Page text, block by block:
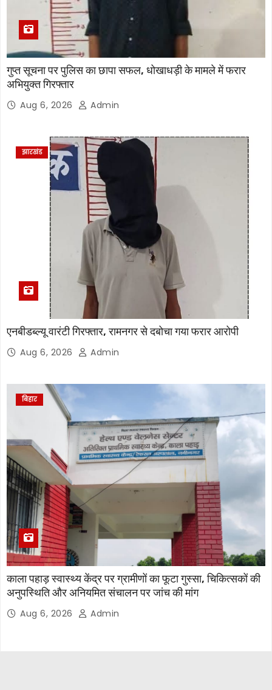
गुप्त सूचना पर पुलिस का छापा सफल, धोखाधड़ी के मामले में फरार
अभियुक्त गिरफ्तार
Aug 6, 2026 Admin
झारखंड
एनबीडब्ल्यू वारंटी गिरफ्तार, रामनगर से दबोचा गया फरार आरोपी
Aug 6, 2026 Admin
बिहार
काला पहाड़ स्वास्थ्य केंद्र पर ग्रामीणों का फूटा गुस्सा, चिकित्सकों की
अनुपस्थिति और अनियमित संचालन पर जांच की मांग
Aug 6, 2026 Admin